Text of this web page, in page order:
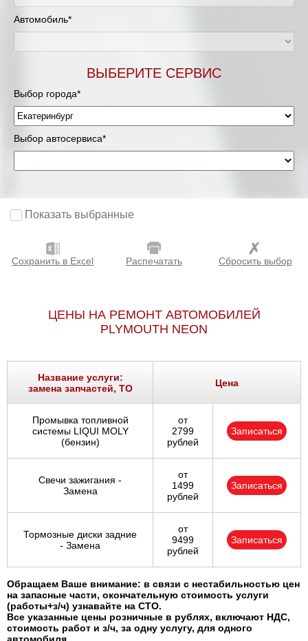
Автомобиль*
ВЫБЕРИТЕ СЕРВИС
Выбор города*
Выбор автосервиса*
Показать выбранные
Сохранить в Excel Распечатать Сбросить выбор
ЦЕНЫ НА РЕМОНТ АВТОМОБИЛЕЙ
PLYMOUTH NEON
Название услуги:
замена запчастей, ТО
Цена
Промывка топливной
системы LIQUI MOLY
(бензин)
от
2799
рублей
Записаться
Свечи зажигания -
Замена
от
1499
рублей
Записаться
Тормозные диски задние
- Замена
от
9499
рублей
Записаться
Обращаем Ваше внимание: в связи с нестабильностью цен
на запасные части, окончательную стоимость услуги
(работы+з/ч) узнавайте на СТО.
Все указанные цены розничные в рублях, включают НДС,
стоимость работ и з/ч, за одну услугу, для одного